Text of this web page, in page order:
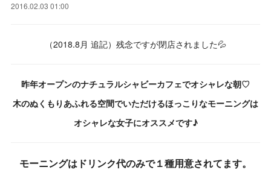
2016.02.03 01:00
（2018.8月 追記）残念ですが閉店されました💦
昨年オープンのナチュラルシャビーカフェでオシャレな朝♡
木のぬくもりあふれる空間でいただけるほっこりなモーニングは
オシャレな女子にオススメです♪
モーニングはドリンク代のみで１種用意されてます。